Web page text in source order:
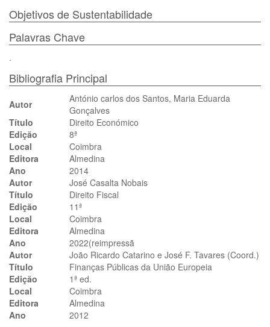
Objetivos de Sustentabilidade
Palavras Chave
.
Bibliografia Principal
Autor
António carlos dos Santos, Maria Eduarda
Gonçalves
Título
Direito Económico
Edição
8ª
Local
Coimbra
Editora
Almedina
Ano
2014
Autor
José Casalta Nobais
Título
Direito Fiscal
Edição
11ª
Local
Coimbra
Editora
Almedina
Ano
2022(reimpressã
Autor
João Ricardo Catarino e José F. Tavares (Coord.)
Título
Finanças Públicas da União Europeia
Edição
1ª ed.
Local
Coimbra
Editora
Almedina
Ano
2012